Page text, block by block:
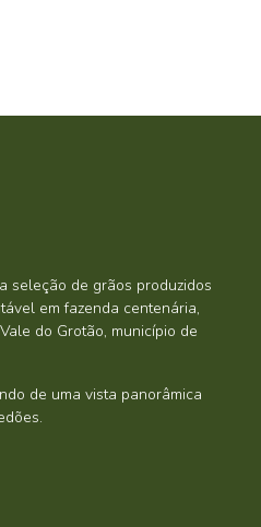
seleção de grãos produzidos
em fazenda centenária,
do Grotão, município de
de uma vista panorâmica